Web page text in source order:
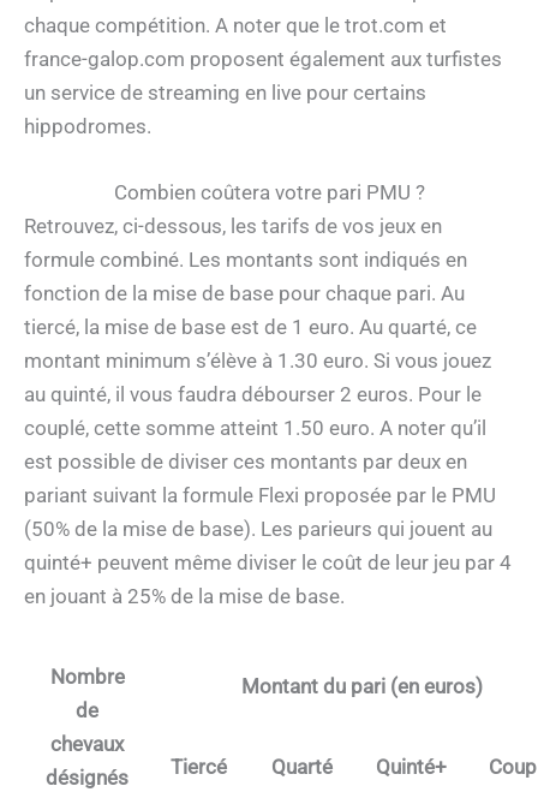
chaque compétition. A noter que le trot.com et
france-galop.com proposent également aux turfistes
un service de streaming en live pour certains
hippodromes.
Combien coûtera votre pari PMU ?
Retrouvez, ci-dessous, les tarifs de vos jeux en
formule combiné. Les montants sont indiqués en
fonction de la mise de base pour chaque pari. Au
tiercé, la mise de base est de 1 euro. Au quarté, ce
montant minimum s’élève à 1.30 euro. Si vous jouez
au quinté, il vous faudra débourser 2 euros. Pour le
couplé, cette somme atteint 1.50 euro. A noter qu’il
est possible de diviser ces montants par deux en
pariant suivant la formule Flexi proposée par le PMU
(50% de la mise de base). Les parieurs qui jouent au
quinté+ peuvent même diviser le coût de leur jeu par 4
en jouant à 25% de la mise de base.
Nombre
de
chevaux
désignés
Montant du pari (en euros)
Tiercé Quarté Quinté+